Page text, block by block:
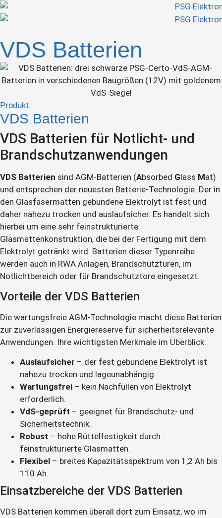
VDS Batterien
Produkt
VDS Batterien
VDS Batterien für Notlicht- und
Brandschutzanwendungen
VDS Batterien sind AGM-Batterien (Absorbed Glass Mat)
und entsprechen der neuesten Batterie-Technologie. Der in
den Glasfasermatten gebundene Elektrolyt ist fest und
daher nahezu trocken und auslaufsicher. Es handelt sich
hierbei um eine sehr feinstrukturierte
Glasmattenkonstruktion, die bei der Fertigung mit dem
Elektrolyt getränkt wird. Batterien dieser Typenreihe
werden auch in RWA Anlagen, Brandschutztüren, im
Notlichtbereich oder für Brandschutztore eingesetzt.
Vorteile der VDS Batterien
Die wartungsfreie AGM-Technologie macht diese Batterien
zur zuverlässigen Energiereserve für sicherheitsrelevante
Anwendungen. Ihre wichtigsten Merkmale im Überblick:
Auslaufsicher – der fest gebundene Elektrolyt ist
nahezu trocken und lageunabhängig.
Wartungsfrei – kein Nachfüllen von Elektrolyt
erforderlich.
VdS-geprüft – geeignet für Brandschutz- und
Sicherheitstechnik.
Robust – hohe Rüttelfestigkeit durch
feinstrukturierte Glasmatten.
Flexibel – breites Kapazitätsspektrum von 1,2 Ah bis
110 Ah.
Einsatzbereiche der VDS Batterien
VDS Batterien kommen überall dort zum Einsatz, wo im